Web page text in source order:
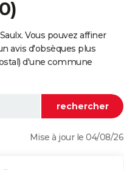
Vous pouvez affiner
avis d'obsèques plus
d'une commune
Mise à jour le 04/08/26